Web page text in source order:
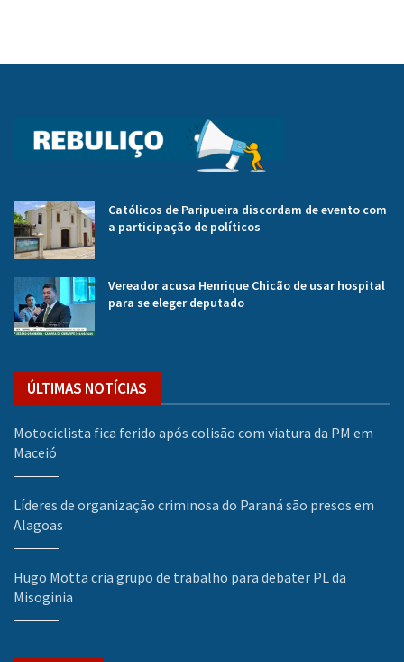
Católicos de Paripueira discordam de evento com
a participação de políticos
Vereador acusa Henrique Chicão de usar hospital
para se eleger deputado
ÚLTIMAS NOTÍCIAS
Motociclista fica ferido após colisão com viatura da PM em
Maceió
Líderes de organização criminosa do Paraná são presos em
Alagoas
Hugo Motta cria grupo de trabalho para debater PL da
Misoginia